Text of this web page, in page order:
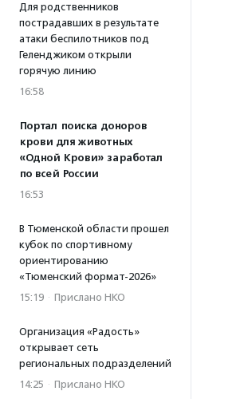
Для родственников
пострадавших в результате
атаки беспилотников под
Геленджиком открыли
горячую линию
16:58
Портал поиска доноров
крови для животных
«Одной Крови» заработал
по всей России
16:53
В Тюменской области прошел
кубок по спортивному
ориентированию
«Тюменский формат-2026»
15:19 · Прислано НКО
Организация «Радость»
открывает сеть
региональных подразделений
14:25 · Прислано НКО